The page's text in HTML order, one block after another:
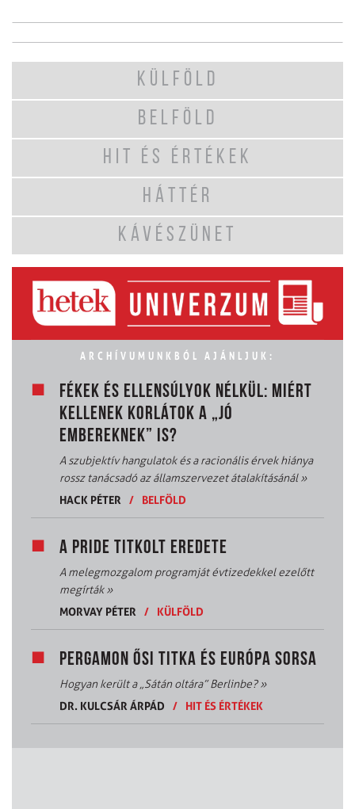
KÜLFÖLD
BELFÖLD
HIT ÉS ÉRTÉKEK
HÁTTÉR
KÁVÉSZÜNET
ARCHÍVUMUNKBÓL AJÁNLJUK:
FÉKEK ÉS ELLENSÚLYOK NÉLKÜL: MIÉRT
KELLENEK KORLÁTOK A „JÓ
EMBEREKNEK” IS?
A szubjektív hangulatok és a racionális érvek hiánya
rossz tanácsadó az államszervezet átalakításánál»
HACK PÉTER
/ BELFÖLD
A PRIDE TITKOLT EREDETE
A melegmozgalom programját évtizedekkel ezelőtt
megírták»
MORVAY PÉTER
/ KÜLFÖLD
PERGAMON ŐSI TITKA ÉS EURÓPA SORSA
Hogyan került a „Sátán oltára” Berlinbe?»
DR. KULCSÁR ÁRPÁD
/ HIT ÉS ÉRTÉKEK